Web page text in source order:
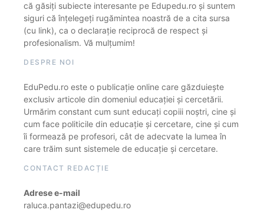
că găsiți subiecte interesante pe Edupedu.ro și suntem
siguri că înțelegeți rugămintea noastră de a cita sursa
(cu link), ca o declarație reciprocă de respect și
profesionalism. Vă mulțumim!
DESPRE NOI
EduPedu.ro este o publicație online care găzduiește
exclusiv articole din domeniul educației și cercetării.
Urmărim constant cum sunt educați copiii noștri, cine și
cum face politicile din educație și cercetare, cine și cum
îi formează pe profesori, cât de adecvate la lumea în
care trăim sunt sistemele de educație și cercetare.
CONTACT REDACȚIE
Adrese e-mail
raluca.pantazi@edupedu.ro